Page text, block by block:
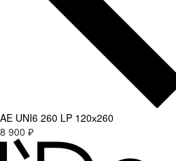
AE UNI6 260 LP 120х260
8 900 ₽